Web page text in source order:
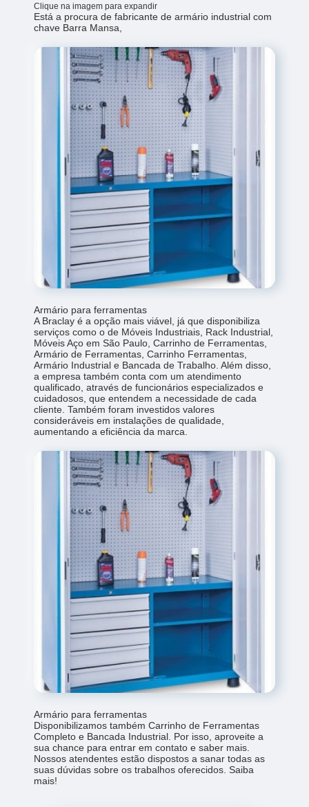
Clique na imagem para expandir
Está a procura de fabricante de armário industrial com
chave Barra Mansa,
Armário para ferramentas
A Braclay é a opção mais viável, já que disponibiliza
serviços como o de Móveis Industriais, Rack Industrial,
Móveis Aço em São Paulo, Carrinho de Ferramentas,
Armário de Ferramentas, Carrinho Ferramentas,
Armário Industrial e Bancada de Trabalho. Além disso,
a empresa também conta com um atendimento
qualificado, através de funcionários especializados e
cuidadosos, que entendem a necessidade de cada
cliente. Também foram investidos valores
consideráveis em instalações de qualidade,
aumentando a eficiência da marca.
Armário para ferramentas
Disponibilizamos também Carrinho de Ferramentas
Completo e Bancada Industrial. Por isso, aproveite a
sua chance para entrar em contato e saber mais.
Nossos atendentes estão dispostos a sanar todas as
suas dúvidas sobre os trabalhos oferecidos. Saiba
mais!